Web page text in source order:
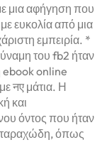
μια αφήγηση που
ευκολία από μια
εμπειρία. *
του fb2 ήταν
ebook online
नए μάτια. Η
και
όντος που ήταν
όπως